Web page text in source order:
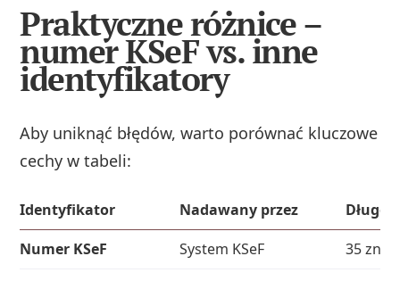
Praktyczne różnice –
numer KSeF vs. inne
identyfikatory
Aby uniknąć błędów, warto porównać kluczowe
cechy w tabeli:
Identyfikator Nadawany przez
Numer KSeF
System KSeF
35